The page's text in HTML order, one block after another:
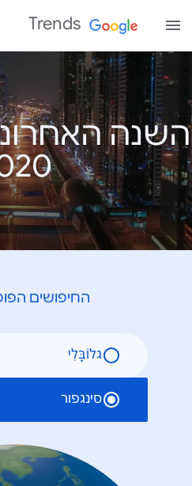
Trends
השנה
החיפושים
גלוֹבָּלִי
סינגפור